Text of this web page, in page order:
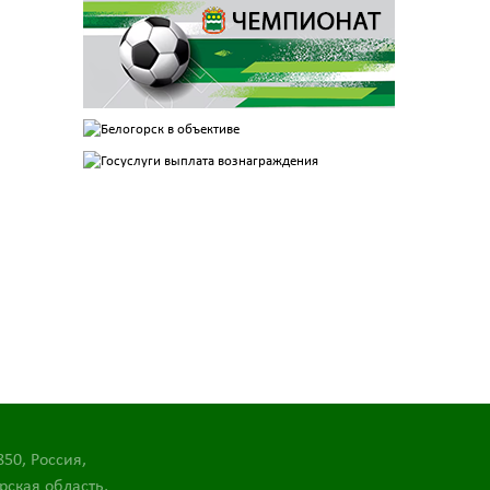
Россия,